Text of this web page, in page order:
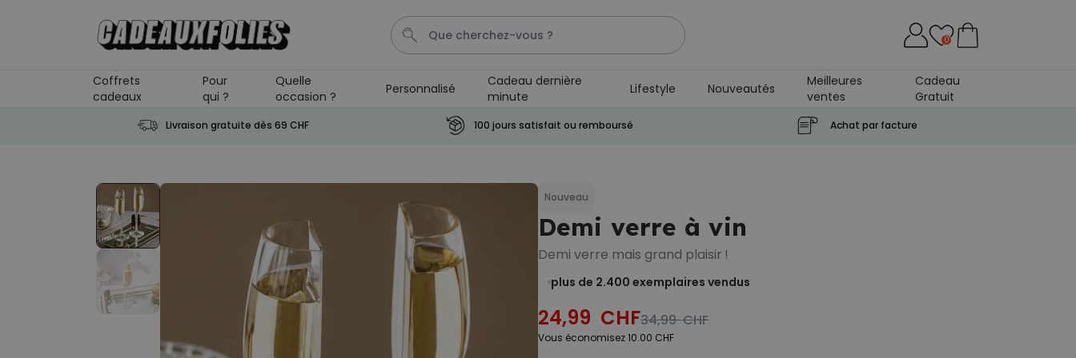
Penis
Verre à Negroni personnalisé
exemplaires
vendus
24,99 CHF
Personnalisable
Trousse de toilette
personnalisée avec nom et
plus de 1.400
exemplaires
vendus
34,99 CHF
0
Coffrets
cadeaux
Pour
qui ?
Quelle
occasion ?
Personnalisé
Cadeau dernière
minute
Lifestyle Nouveautés
Meilleures
ventes
Cadeau
Gratuit
Livraison gratuite dès 69 CHF 100 jours satisfait ou remboursé Achat par facture
Nouveau
Demi verre à vin
Demi verre mais grand plaisir !
plus de 2.400 exemplaires vendus
34,99 CHF
24,99 CHF
Vous économisez 10.00 CHF